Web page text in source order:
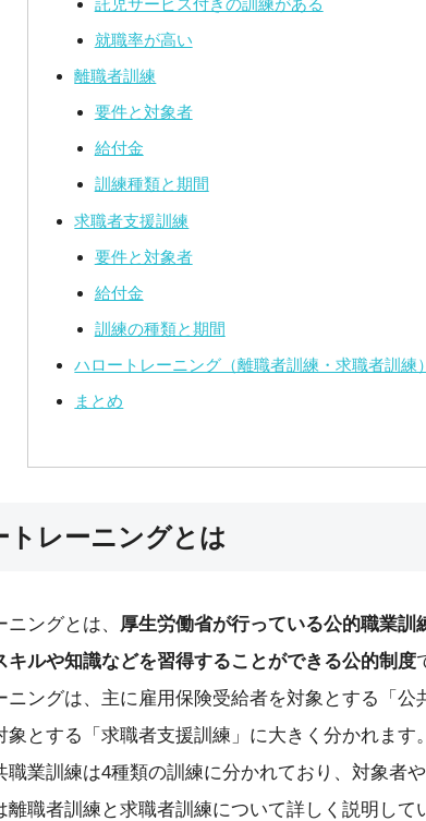
託児サービス付きの訓練がある
就職率が高い
離職者訓練
要件と対象者
給付金
訓練種類と期間
求職者支援訓練
要件と対象者
給付金
訓練の種類と期間
ハロートレーニング（離職者訓練・求職者訓練
まとめ
トレーニングとは
ングとは、 厚生労働省が行っている公的職業
キルや知識などを習得することができる公的制度
ニングは、主に雇用保険受給者を対象とする「
象とする「求職者支援訓練」に大きく分かれます。
職業訓練は4種類の訓練に分かれており、対象者
離職者訓練と求職者訓練について詳しく説明して